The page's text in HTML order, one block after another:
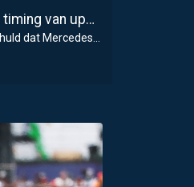
Mercedes houdt timing van upgrades voor rest F1-seizoen 2026 nauwlettend in de gaten